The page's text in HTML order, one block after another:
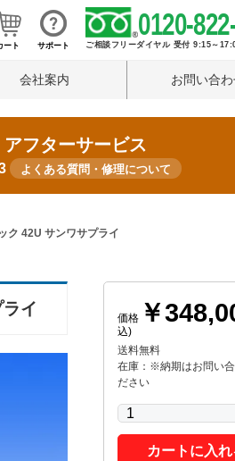
ート サポート
0120-
ご相談フリーダイヤル 受付 9:15～
会社案内 お問い合
フターサービス
よくある質問・修理について
ク 42U サンワサプライ
イ 価格 ￥
込)
送料無料
在庫：※納期はお問い合
ださい
カートに入れ